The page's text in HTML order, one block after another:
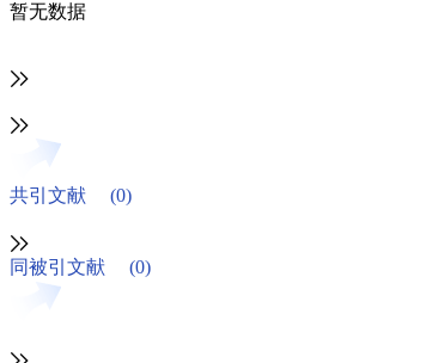
暂无数据
共引文献
(0)
同被引文献 (0)